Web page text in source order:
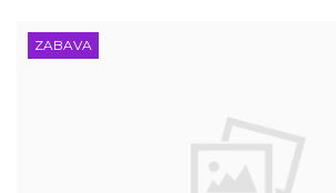
ZABAVA